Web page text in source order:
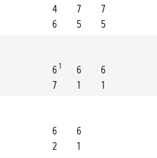
4
6
7
5
7
5
6 1
7
6
1
6
1
6
2
6
1